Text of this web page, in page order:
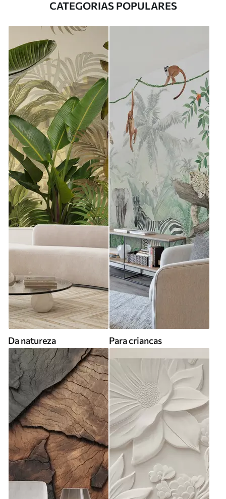
CATEGORIAS POPULARES
Da natureza Para criancas